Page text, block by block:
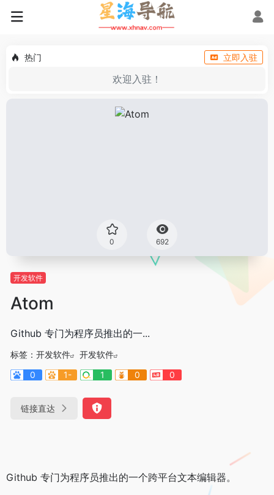
热门 立即入驻
欢迎入驻！
0 692
开发软件
Atom
Github 专门为程序员推出的一...
标签： 开发软件
开发软件
0
1- 1 0 0
链接直达
Github 专门为程序员推出的一个跨平台文本编辑器。